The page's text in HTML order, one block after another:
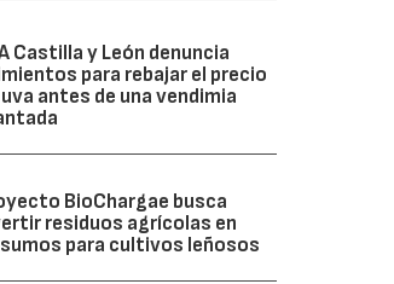
Castilla y León denuncia
para rebajar el precio
uva antes de una vendimia
BioChargae busca
residuos agrícolas en
para cultivos leñosos